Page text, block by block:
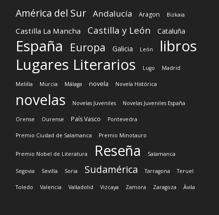
América del Sur Andalucía Aragon Bizkaia
Castilla La Mancha Castilla y León Cataluña
España Europa Galicia León
libros
Lugares Literarios
Lugo Madrid
Melilla Murcia Málaga novela Novela Histórica
novelas Novelas Juveniles Novelas Juveniles España
Orense Ourense País Vasco Pontevedra
Premio Ciudad de Salamanca Premio Minotauro
Premio Nobel de Literatura Reseña Salamanca
Segovia Sevilla Soria Sudamérica Tarragona Teruel
Toledo Valencia Valladolid Vizcaya Zamora Zaragoza Ávila